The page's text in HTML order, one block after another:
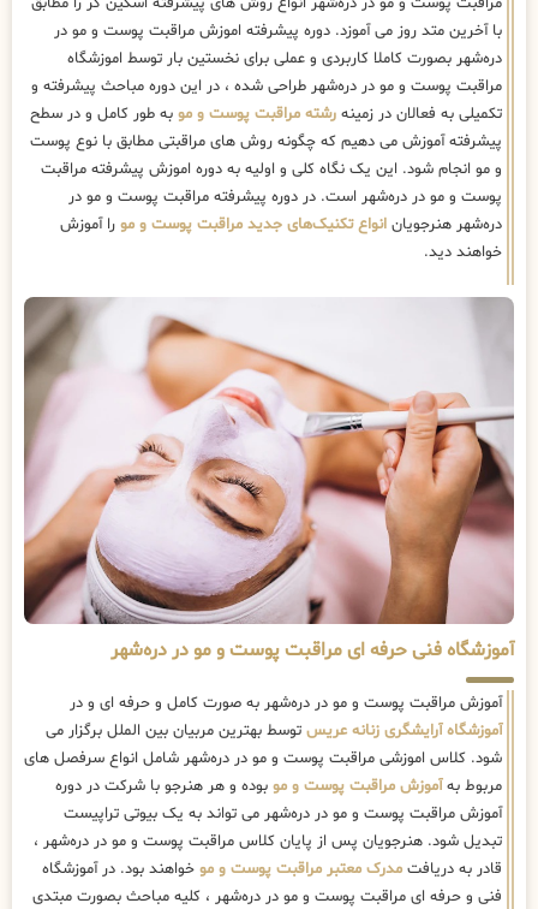
با آخرین متد روز می آموزد. دوره پیشرفته اموزش مراقبت پوست و مو در
دره‌شهر بصورت کاملا کاربردی و عملی برای نخستین بار توسط اموزشگاه
مراقبت پوست و مو در دره‌شهر طراحی شده ، در این دوره مباحث پیشرفته و
تکمیلی به فعالان در زمینه رشته مراقبت پوست و مو به طور کامل و در سطح
پیشرفته آموزش می دهیم که چگونه روش های مراقبتی مطابق با نوع پوست
و مو انجام شود. این یک نگاه کلی و اولیه به دوره اموزش پیشرفته مراقبت
پوست و مو در دره‌شهر است. در دوره پیشرفته مراقبت پوست و مو در
دره‌شهر هنرجویان انواع تکنیک‌های جدید مراقبت پوست و مو را آموزش
خواهند دید.
آموزشگاه فنی حرفه ای مراقبت پوست و مو در دره‌شهر
آموزش مراقبت پوست و مو در دره‌شهر به صورت کامل و حرفه ای و در
آموزشگاه آرایشگری زنانه عریس توسط بهترین مربیان بین الملل برگزار می
شود. کلاس اموزشی مراقبت پوست و مو در دره‌شهر شامل انواع سرفصل های
مربوط بهآموزش مراقبت پوست و مو بوده و هر هنرجو با شرکت در دوره
آموزش مراقبت پوست و مو در دره‌شهر می تواند به یک بیوتی تراپیست
تبدیل شود. هنرجویان پس از پایان کلاس مراقبت پوست و مو در دره‌شهر ،
قادر به دریافت مدرک معتبر مراقبت پوست و مو خواهند بود. در آموزشگاه
فنی و حرفه ای مراقبت پوست و مو در دره‌شهر ، کلیه مباحث بصورت مبتدی